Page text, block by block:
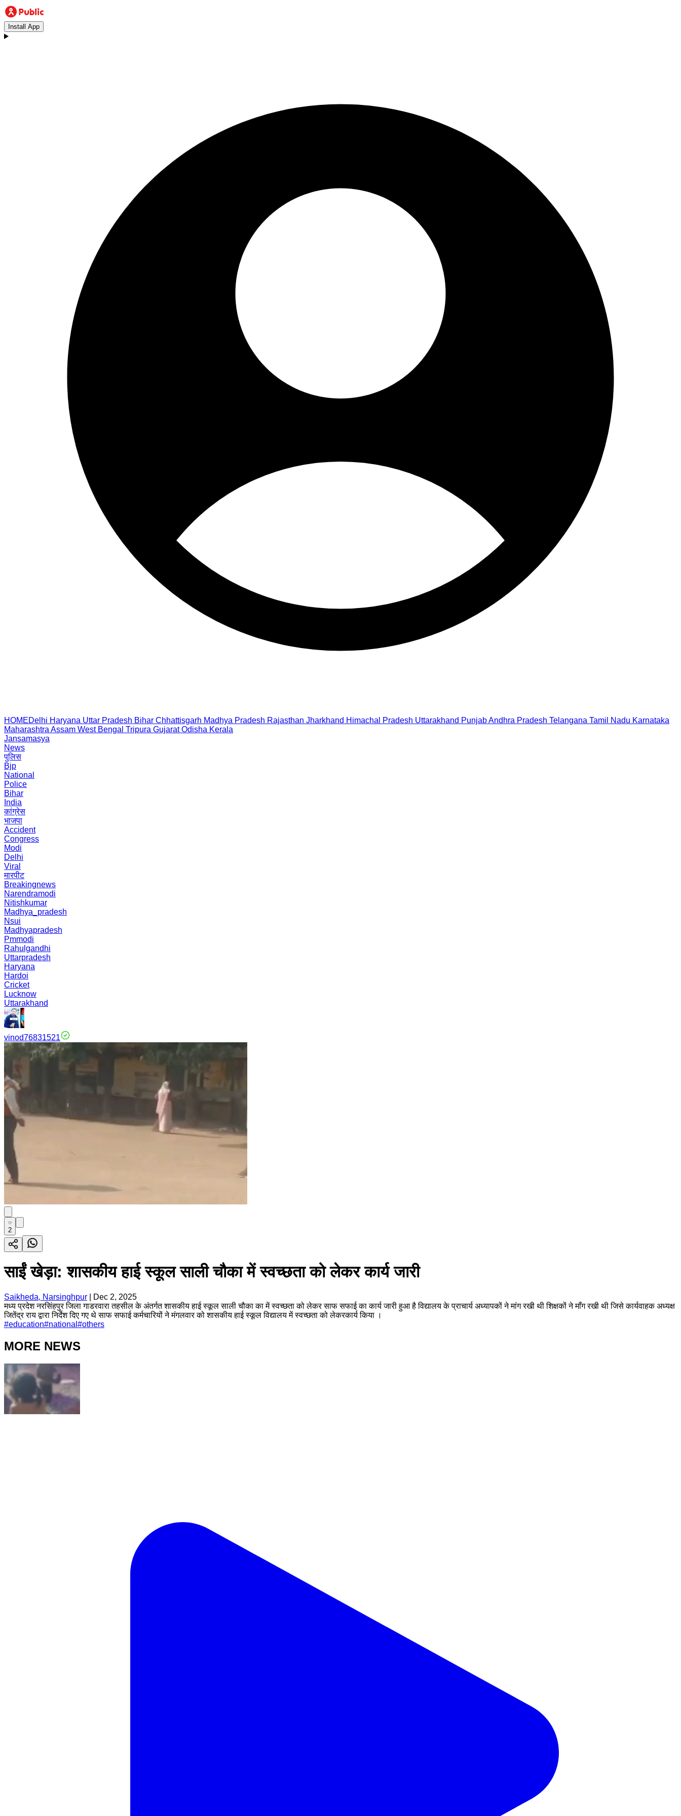
Install App
HOMEDelhi Haryana Uttar Pradesh Bihar Chhattisgarh Madhya Pradesh Rajasthan Jharkhand Himachal Pradesh Uttarakhand PunjabAndhra Pradesh Telangana Tamil Nadu Karnataka
Maharashtra Assam West Bengal Tripura Gujarat Odisha Kerala
Jansamasya
News
पुलिस
Bjp
National
Police
Bihar
India
कांग्रेस
भाजपा
Accident
Congress
Modi
Delhi
Viral
मारपीट
Breakingnews
Narendramodi
Nitishkumar
Madhya_pradesh
Nsui
Madhyapradesh
Pmmodi
Rahulgandhi
Uttarpradesh
Haryana
Hardoi
Cricket
Lucknow
Uttarakhand
vinod76831521
2
साईं खेड़ा: शासकीय हाई स्कूल साली चौका में स्वच्छता को लेकर कार्य जारी
Saikheda, Narsinghpur
Dec 2, 2025
मध्य प्रदेश नरसिंहपुर जिला गाडरवारा तहसील के अंतर्गत शासकीय हाई स्कूल साली चौका का में स्वच्छता को लेकर साफ सफाई का कार्य जारी हुआ है विद्यालय के प्राचार्य अध्यापकों ने मांग रखी थी शिक्षकों ने माँग रखी थी जिसे कार्यवाहक अध्यक्ष
जितेंद्र राय द्वारा निर्देश दिए गए थे साफ सफाई कर्मचारियों ने मंगलवार को शासकीय हाई स्कूल विद्यालय में स्वच्छता को लेकरकार्य किया ।
#education#national #others
MORE NEWS